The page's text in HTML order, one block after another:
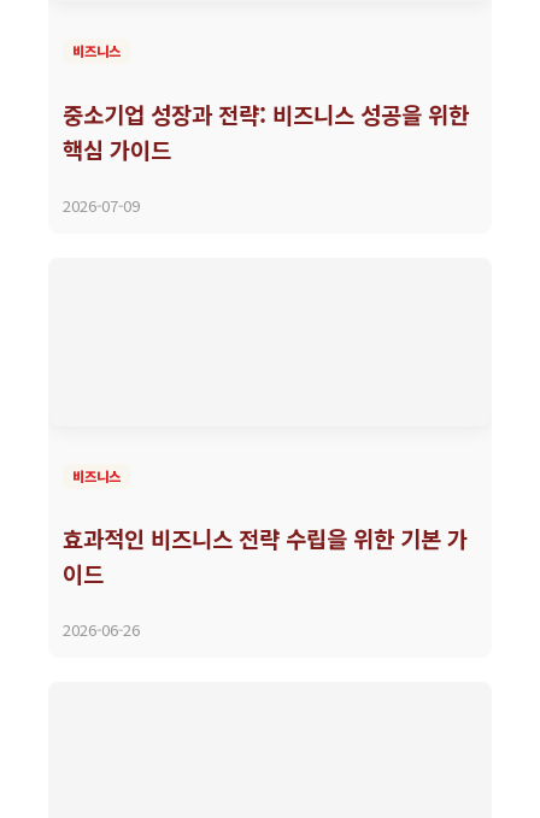
비즈니스
중소기업 성장과 전략: 비즈니스 성공을 위한
핵심 가이드
2026-07-09
비즈니스
효과적인 비즈니스 전략 수립을 위한 기본 가
이드
2026-06-26